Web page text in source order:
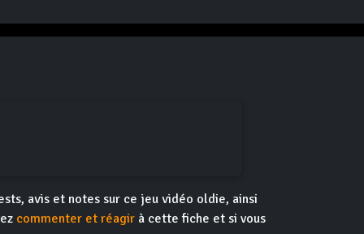
avis et notes sur ce jeu vidéo oldie, ainsi
commenter et réagir à cette fiche et si vous